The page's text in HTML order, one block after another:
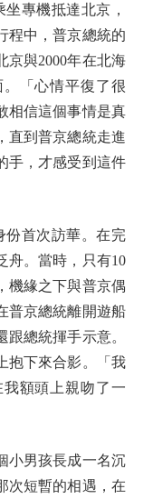
專機抵達北京，
程中，普京總統的
京與2000年在北海
「心情平復了很
相信這個事情是真
直到普京總統走進
手，才感受到這件
首次訪華。在完
舟。當時，只有10
機緣之下與普京偶
普京總統離開遊船
跟總統揮手示意。
抱下來合影。「我
額頭上親吻了一
男孩長成一名沉
次短暫的相遇，在